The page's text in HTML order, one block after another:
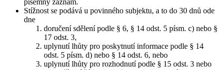
písemný záznam.
Stížnost se podává u povinného subjektu, a to do 30 dnů ode
dne
doručení sdělení podle § 6, § 14 odst. 5 písm. c) nebo §
17 odst. 3,
uplynutí lhůty pro poskytnutí informace podle § 14
odst. 5 písm. d) nebo § 14 odst. 6, nebo
uplynutí lhůty pro rozhodnutí podle § 15 odst. 3 nebo